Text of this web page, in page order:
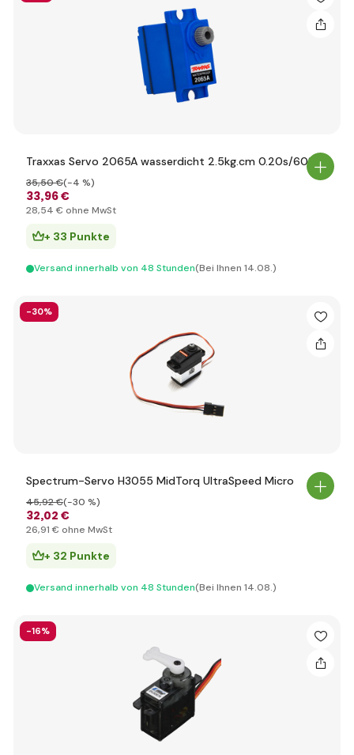
Traxxas Servo 2065A wasserdicht 2.5kg.cm 0.20s/60°
33,96 €
35,50 €(-4 %)
28,54 € ohne MwSt
+ 33 Punkte
Versand innerhalb von 48 Stunden(Bei Ihnen 14.08.)
-30%
Spectrum-Servo H3055 MidTorq UltraSpeed Micro
32,02 €
45,92 €(-30 %)
26,91 € ohne MwSt
+ 32 Punkte
Versand innerhalb von 48 Stunden(Bei Ihnen 14.08.)
-16%